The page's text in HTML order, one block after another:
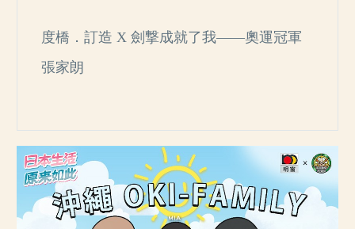
度橋．訂造 X 劍撃成就了我——奧運冠軍
張家朗